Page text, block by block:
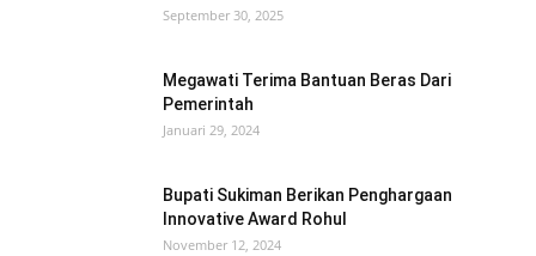
September 30, 2025
Megawati Terima Bantuan Beras Dari
Pemerintah
Januari 29, 2024
Bupati Sukiman Berikan Penghargaan
Innovative Award Rohul
November 12, 2024